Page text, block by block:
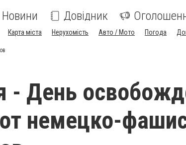
Новини Довідник
Карта міста Нерухомість Авто / Мото Погода
- День
немецко-